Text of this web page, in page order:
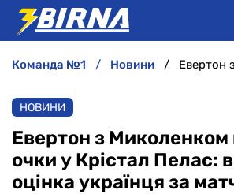
АНАЛІТИКА
ІНТЕРВ'Ю
команда №1 новини
НОВИНИ
Евертон з Миколенком
очки у Крістал Пелас:
оцінка українця за